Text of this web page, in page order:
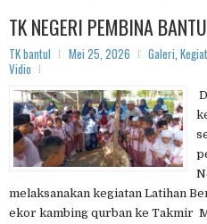
TK NEGERI PEMBINA
TK bantul Mei 25, 2026 Galeri,
Vidio
melaksanakan kegiatan Latihan
ekor kambing qurban ke Takmir